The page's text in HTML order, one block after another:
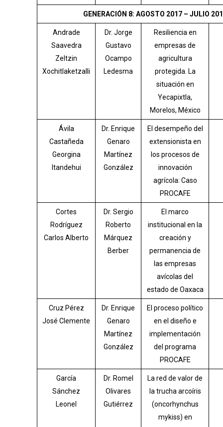
GENERACIÓN 8: AGOSTO 2017 – JULIO
Andrade
Saavedra
Zeltzin
Xochitlaketzalli
Dr. Jorge
Gustavo
Ocampo
Ledesma
Resiliencia en
empresas de
agricultura
protegida. La
situación en
Yecapixtla,
Morelos, México
Ávila
Castañeda
Georgina
Itandehui
Dr. Enrique
Genaro
Martínez
González
El desempeño del
extensionista en
los procesos de
innovación
agrícola: Caso
PROCAFE
Cortes
Rodríguez
Carlos Alberto
Dr. Sergio
Roberto
Márquez
Berber
El marco
institucional en la
creación y
permanencia de
las empresas
avícolas del
estado de Oaxaca
Cruz Pérez
José Clemente
Dr. Enrique
Genaro
Martínez
González
El proceso político
en el diseño e
implementación
del programa
PROCAFE
García
Sánchez
Leonel
Dr. Romel
Olivares
Gutiérrez
La red de valor de
la trucha arcoíris
(oncorhynchus
mykiss) en